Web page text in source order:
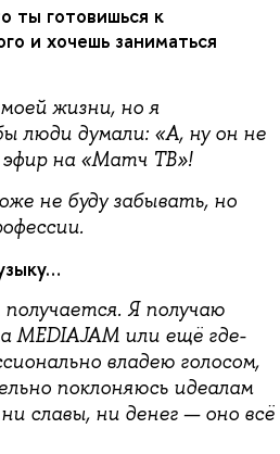
ты готовишься к
и хочешь заниматься
жизни, но я
люди думали: «А, ну он не
на «Матч ТВ»!
не буду забывать, но
Я получаю
MEDIAJAM или ещё где-
владею голосом,
поклоняюсь идеалам
славы, ни денег — оно всё